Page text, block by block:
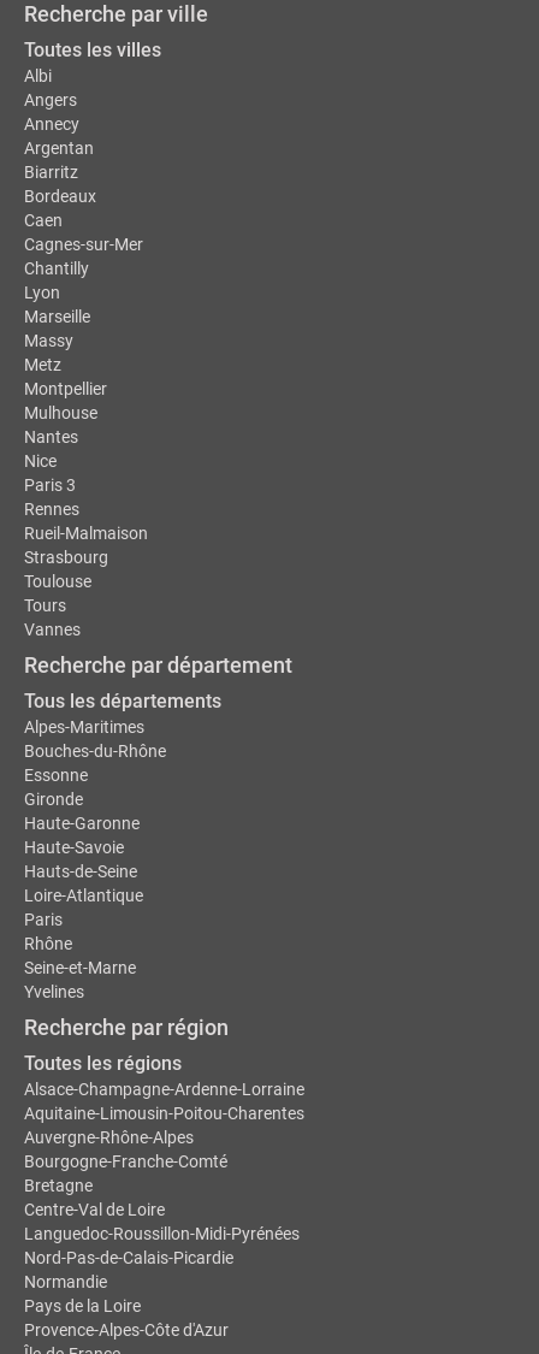
Recherche par ville
Toutes les villes
Albi
Angers
Annecy
Argentan
Biarritz
Bordeaux
Caen
Cagnes-sur-Mer
Chantilly
Lyon
Marseille
Massy
Metz
Montpellier
Mulhouse
Nantes
Nice
Paris 3
Rennes
Rueil-Malmaison
Strasbourg
Toulouse
Tours
Vannes
Recherche par département
Tous les départements
Alpes-Maritimes
Bouches-du-Rhône
Essonne
Gironde
Haute-Garonne
Haute-Savoie
Hauts-de-Seine
Loire-Atlantique
Paris
Rhône
Seine-et-Marne
Yvelines
Recherche par région
Toutes les régions
Alsace-Champagne-Ardenne-Lorraine
Aquitaine-Limousin-Poitou-Charentes
Auvergne-Rhône-Alpes
Bourgogne-Franche-Comté
Bretagne
Centre-Val de Loire
Languedoc-Roussillon-Midi-Pyrénées
Nord-Pas-de-Calais-Picardie
Normandie
Pays de la Loire
Provence-Alpes-Côte d'Azur